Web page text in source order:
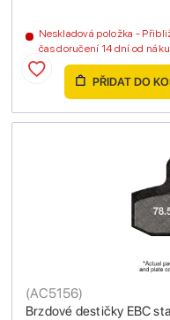
Neskladová položka -
čas doručení 14 dní od
PŘIDAT DO
Brzdové destičky EBC
(AC5156)